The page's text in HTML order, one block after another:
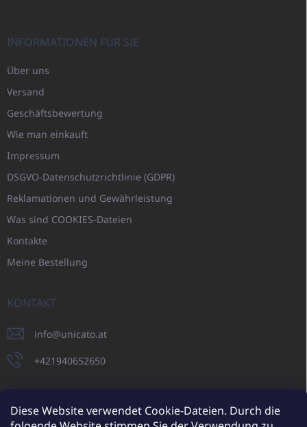
Diese Website verwendet Cookie-Dateien. Durch die
INFORMATIONEN FÜR SIE
Über uns
Versand
Geschäftsbewertung
Wie man einkauft
Impressum
DSGVO-Datenschutzrichtlinie (GDPR)
Reklamationen und Gewährleistung
Was sind COOKIES-Dateien
Kontakte
Meine Bestellung
KONTAKT
info@unicato.at
+421940652650